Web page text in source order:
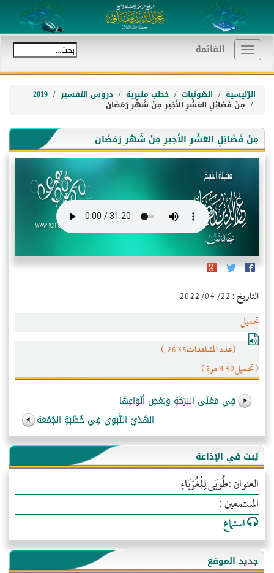
Toggle
navigation
القائمة
الرّئيسية الصّوتيات خطب منبرية دروس التفسير 2019
مِنْ فَضَائِلِ العَشْرِ الأَخِيرِ مِنْ شَهْرِ رَمَضَان
مِنْ فَضَائِلِ العَشْرِ الأَخِيرِ مِنْ شَهْرِ رَمَضَان
التاريخ : 2022/04/22
تحميل
(عدد المشاهدات2635 )
( تحميل430 مرة )
فِي مَعْنَى البَرَكَةِ وَبَعْضِ أَنْوَاعِهَا
الهَدْيُ النَّبَوِي فِي خُطْبَةِ الجُمُعَة
يُبث في الإذاعة
العنوان :طُوبَى لِلْغُرَبَاءِ
المستمعين :
استماع
جديد الموقع